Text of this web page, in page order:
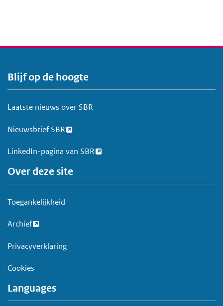
V
o
e
Blijf op de hoogte
Laatste nieuws over SBR
Nieuwsbrief SBR
LinkedIn-pagina van SBR
Over deze site
Toegankelijkheid
Archief
Privacyverklaring
Cookies
Languages